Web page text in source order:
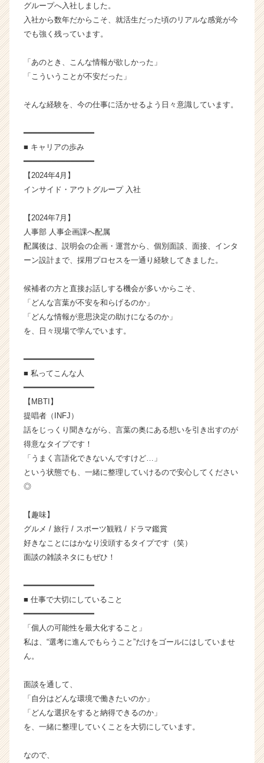
ャ
ー・
成
企
業
ス
く
イ
ト
チ
キ
リ
ア
（C
e
r）
グループへ入社しました。
入社から数年だからこそ、就活生だった頃のリアルな感覚が今
でも強く残っています。
「あのとき、こんな情報が欲しかった」
「こういうことが不安だった」
そんな経験を、今の仕事に活かせるよう日々意識しています。
━━━━━━━━━━━━━━━
■ キャリアの歩み
━━━━━━━━━━━━━━━
【2024年4月】
インサイド・アウトグループ 入社
【2024年7月】
人事部 人事企画課へ配属
配属後は、説明会の企画・運営から、個別面談、面接、インタ
ーン設計まで、採用プロセスを一通り経験してきました。
候補者の方と直接お話しする機会が多いからこそ、
「どんな言葉が不安を和らげるのか」
「どんな情報が意思決定の助けになるのか」
を、日々現場で学んでいます。
━━━━━━━━━━━━━━━
■ 私ってこんな人
━━━━━━━━━━━━━━━
【MBTI】
提唱者（INFJ）
話をじっくり聞きながら、言葉の奥にある想いを引き出すのが
得意なタイプです！
「うまく言語化できないんですけど…」
という状態でも、一緒に整理していけるので安心してください
◎
【趣味】
グルメ / 旅行 / スポーツ観戦 / ドラマ鑑賞
好きなことにはかなり没頭するタイプです（笑）
面談の雑談ネタにもぜひ！
━━━━━━━━━━━━━━━
■ 仕事で大切にしていること
━━━━━━━━━━━━━━━
「個人の可能性を最大化すること」
私は、“選考に進んでもらうこと”だけをゴールにはしていませ
ん。
面談を通して、
「自分はどんな環境で働きたいのか」
「どんな選択をすると納得できるのか」
を、一緒に整理していくことを大切にしています。
なので、